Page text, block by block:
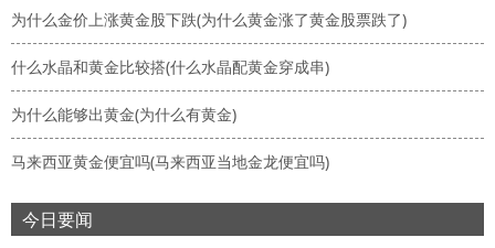
为什么金价上涨黄金股下跌(为什么黄金涨了黄金股票跌了)
什么水晶和黄金比较搭(什么水晶配黄金穿成串)
为什么能够出黄金(为什么有黄金)
马来西亚黄金便宜吗(马来西亚当地金龙便宜吗)
今日要闻